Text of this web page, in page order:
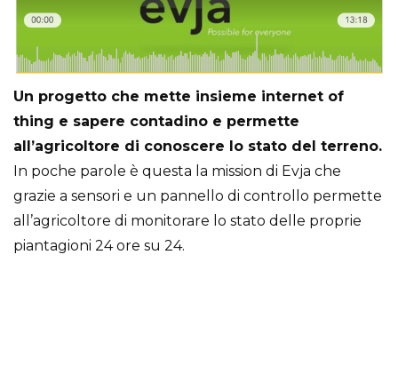
Un progetto che mette insieme internet of
thing e sapere contadino e permette
all’agricoltore di conoscere lo stato del terreno.
In poche parole è questa la mission di Evja che
grazie a sensori e un pannello di controllo permette
all’agricoltore di monitorare lo stato delle proprie
piantagioni 24 ore su 24.